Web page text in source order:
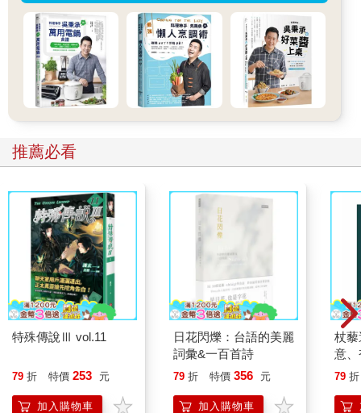
推薦必看
特殊傳說Ⅲ vol.11
79 折 特價 253 元
加入購物車
日花閃爍：台語的美麗
詞彙&一百首詩
79 折 特價 356 元
加入購物車
杖
意
恭
79 折